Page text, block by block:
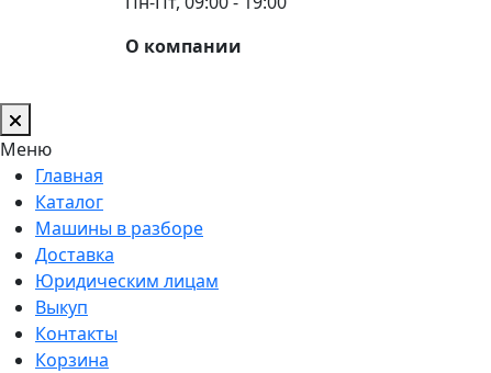
О компании
Меню
Главная
Каталог
Машины в разборе
Доставка
Юридическим лицам
Выкуп
Контакты
Корзина